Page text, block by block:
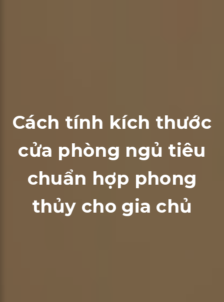
Cách tính kích thước
cửa phòng ngủ tiêu
chuẩn hợp phong
thủy cho gia chủ